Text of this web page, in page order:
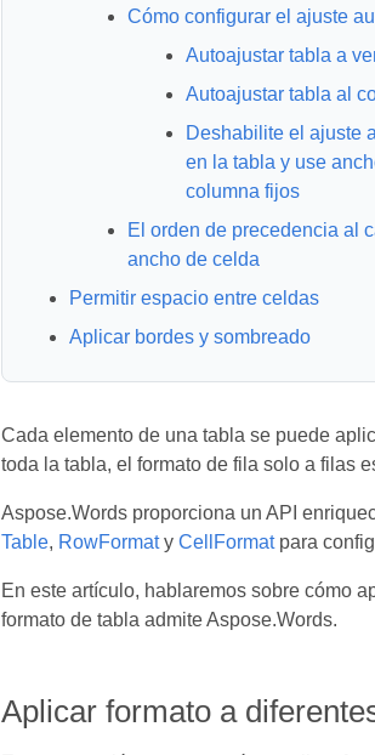
Cómo configurar el ajuste
Autoajustar tabla a
Autoajustar tabla al
Deshabilite el ajuste
en la tabla y use
columna fijos
El orden de precedencia al
ancho de celda
Permitir espacio entre celdas
Aplicar bordes y sombreado
Cada elemento de una tabla se puede
toda la tabla, el formato de fila solo a filas
Aspose.Words proporciona un API
Table, RowFormaty CellFormatpara
En este artículo, hablaremos sobre cómo
formato de tabla admite Aspose.Words.
Aplicar formato a